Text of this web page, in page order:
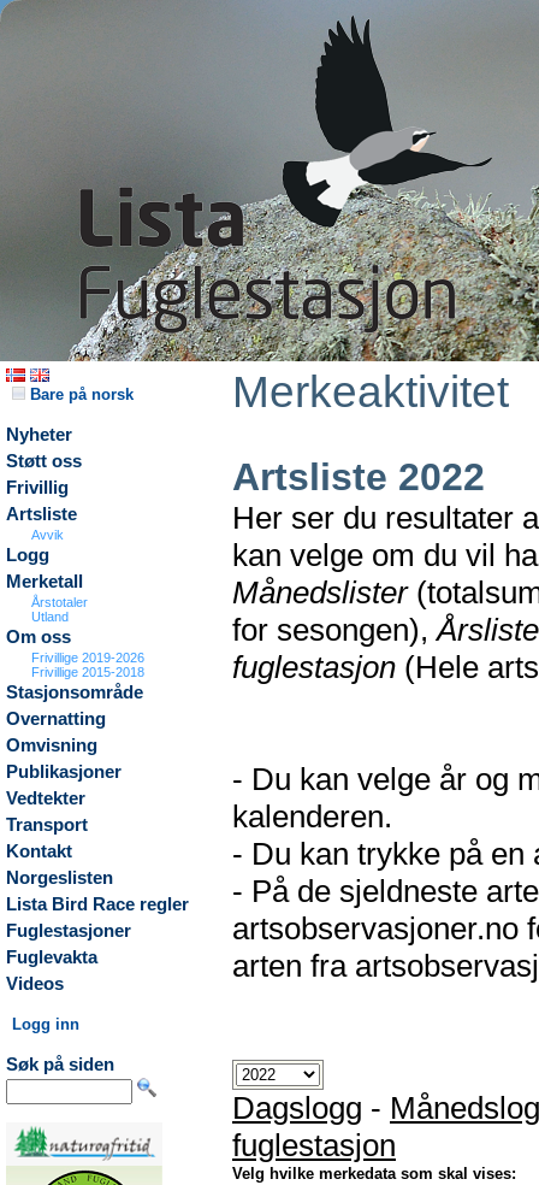
Bare på norsk
Nyheter
Støtt oss
Frivillig
Artsliste
Avvik
Logg
Merketall
Årstotaler
Utland
Om oss
Frivillige 2019-2026
Frivillige 2015-2018
Stasjonsområde
Overnatting
Omvisning
Publikasjoner
Vedtekter
Transport
Kontakt
Norgeslisten
Lista Bird Race regler
Fuglestasjoner
Fuglevakta
Videos
Logg inn
Søk på siden
Merkeaktivitet
Artsliste 2022
Her ser du resultater
kan velge om du vil
Månedslister
for sesongen),
fuglestasjon (Hele
- Du kan velge år og
kalenderen.
- Du kan trykke på en
- På de sjeldneste
artsobservasjoner.no
arten fra
Dagslogg -
fuglestasjon
Velg hvilke merkedata som skal vises: